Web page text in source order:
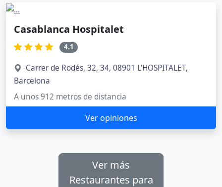
Casablanca Hospitalet
4.1
Carrer de Rodés, 32, 34, 08901 L'HOSPITALET,
Barcelona
A unos 912 metros de distancia
Ver opiniones
Ver más
Restaurantes para